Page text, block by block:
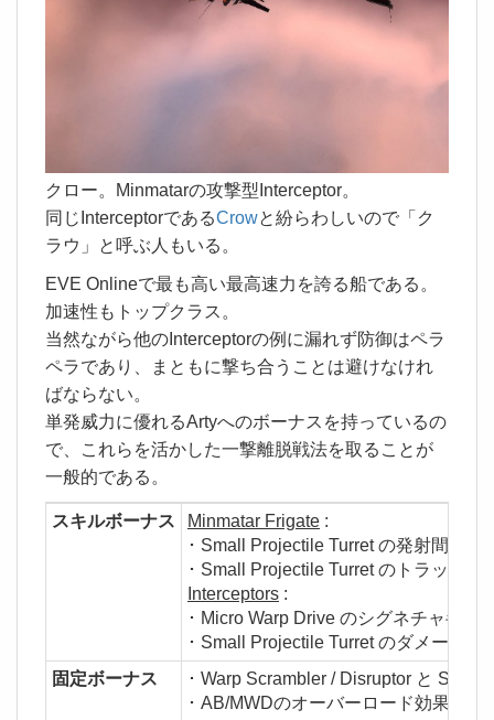
クロー。Minmatarの攻撃型Interceptor。
同じInterceptorであるCrowと紛らわしいので「ク
ラウ」と呼ぶ人もいる。
EVE Onlineで最も高い最高速力を誇る船である。
加速性もトップクラス。
当然ながら他のInterceptorの例に漏れず防御はペラ
ペラであり、まともに撃ち合うことは避けなけれ
ばならない。
単発威力に優れるArtyへのボーナスを持っているの
で、これらを活かした一撃離脱戦法を取ることが
一般的である。
スキルボーナス Minmatar Frigate :
･ Small Projectile Turret の発射間隔 -
･ Small Projectile Turret のトラッキン
Interceptors :
･ Micro Warp Drive のシグネチャ半径
･ Small Projectile Turret のダメージ
固定ボーナス
･ Warp Scrambler / Disruptor と
･ AB/MWDのオーバーロード効果